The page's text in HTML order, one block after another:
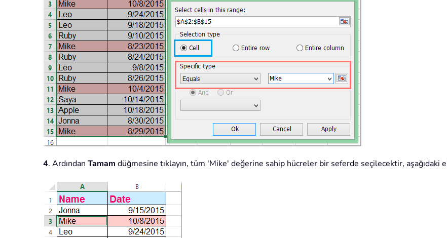
4. Ardından Tamam düğmesine tıklayın, tüm 'Mike' değerine sahip hücreler bir seferde seçilecektir, aşağıdaki